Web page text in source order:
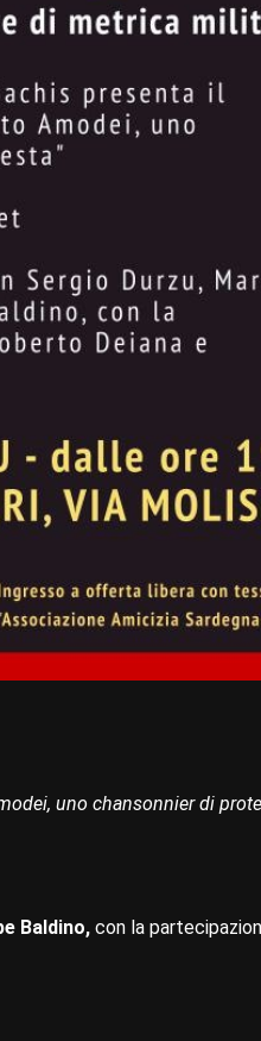
uno chansonnier di
Baldino, con la